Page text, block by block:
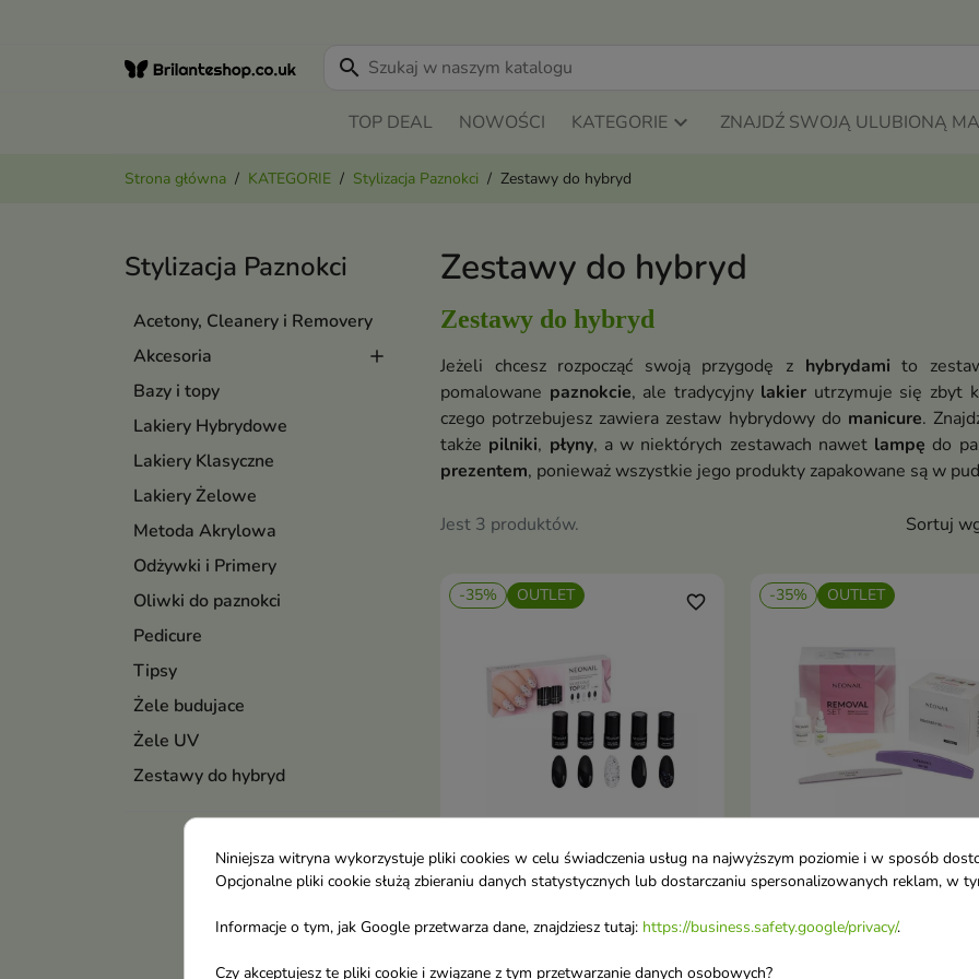
search
TOP DEAL NOWOŚCI KATEGORIE ZNAJDŹ SWOJĄ ULUBIONĄ
Strona główna KATEGORIE Stylizacja Paznokci Zestawy do hybryd
Stylizacja Paznokci
Acetony, Cleanery i Removery
Akcesoria
Bazy i topy
Lakiery Hybrydowe
Lakiery Klasyczne
Lakiery Żelowe
Metoda Akrylowa
Odżywki i Primery
Oliwki do paznokci
Pedicure
Tipsy
Żele budujace
Żele UV
Zestawy do hybryd
Zestawy do hybryd
Zestawy do hybryd
Jeżeli chcesz rozpocząć swoją przygodę z hybrydami to
pomalowane paznokcie, ale tradycyjny lakier utrzymuje się zbyt
czego potrzebujesz zawiera zestaw hybrydowy do manicure.
także pilniki, płyny, a w niektórych zestawach nawet lampę do
prezentem, ponieważ wszystkie jego produkty zapakowane są w
Jest 3 produktów. Sortuj
-35% OUTLET
Dodaj do koszyka
favorite_border
NeoNail Must Have Zestaw
Zestaw to pakiet pięciu topów
hybrydowych
-35% OUTLET
Dodaj do
NeoNail Zestaw do
hybrydy 3w1 I Simple
Zestaw do usuwania hybrydy
Niniejsza witryna wykorzystuje pliki cookies w celu świadczenia usług na najwyższym poziomie i w sposób
Opcjonalne pliki cookie służą zbieraniu danych statystycznych lub dostarczaniu spersonalizowanych reklam, w
Informacje o tym, jak Google przetwarza dane, znajdziesz tutaj: https://business.safety.google/privacy/.
Czy akceptujesz te pliki cookie i związane z tym przetwarzanie danych osobowych?